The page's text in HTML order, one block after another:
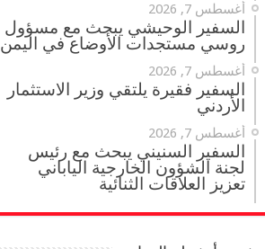
أغسطس 7, 2026
السفير الوحيشي يبحث مع مسؤول
روسي مستجدات الأوضاع في اليمن
أغسطس 7, 2026
السفير فقيرة يلتقي وزير الاستثمار
الأردني
أغسطس 7, 2026
السفير السنيني يبحث مع رئيس
لجنة الشؤون الخارجية الياباني
تعزيز العلاقات الثنائية